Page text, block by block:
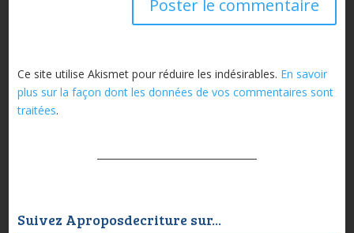
Ce site utilise Akismet pour réduire les indésirables. En savoir
plus sur la façon dont les données de vos commentaires sont
traitées.
Suivez Aproposdecriture sur...